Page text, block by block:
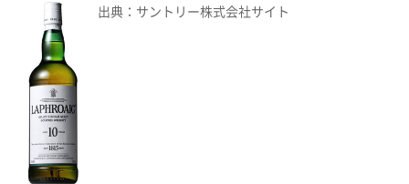
出典：サントリー株式会社サイト